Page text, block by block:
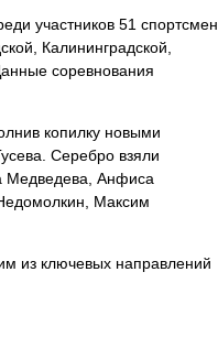
участников 51 спортсмен
Калининградской,
соревнования
копилку новыми
Серебро взяли
Медведева, Анфиса
Максим
из ключевых направлений